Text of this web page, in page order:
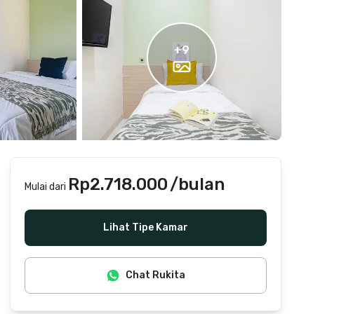
+9
Mulai dari Rp2.718.000/bulan
Lihat Tipe Kamar
Chat Rukita